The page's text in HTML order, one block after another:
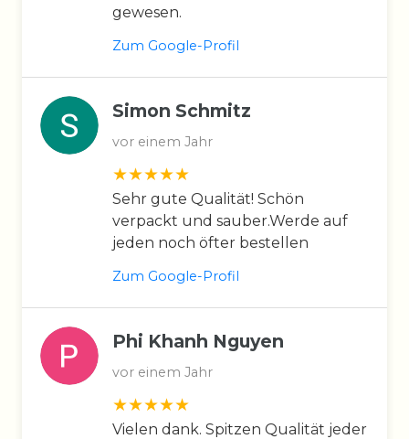
gewesen.
Zum Google-Profil
Simon Schmitz
vor einem Jahr
Sehr gute Qualität! Schön
verpackt und sauber.Werde auf
jeden noch öfter bestellen
Zum Google-Profil
Phi Khanh Nguyen
vor einem Jahr
Vielen dank. Spitzen Qualität jeder